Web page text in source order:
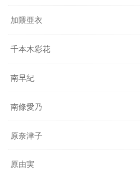
加隈亜衣
千本木彩花
南早紀
南條愛乃
原奈津子
原由実